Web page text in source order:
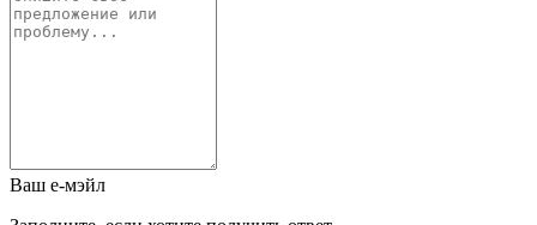
Ваш е-мэйл